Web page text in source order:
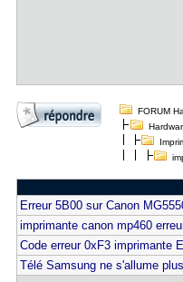
FORUM
Erreur 5B00 sur Canon
imprimante canon mp460
Code erreur 0xF3 imprimante
Télé Samsung ne s'allume plus